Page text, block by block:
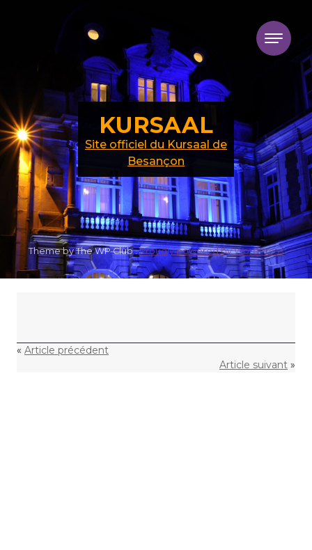
« Article précédent
Article suivant »
KURSAAL
Site officiel du Kursaal de
Besançon
Theme by The WP Club .Proudly powered by WordPress